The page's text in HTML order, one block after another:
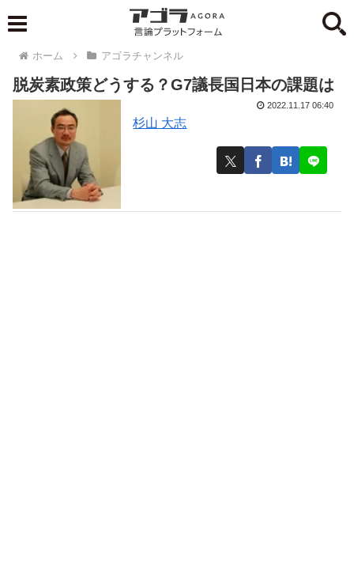
ホーム アゴラチャンネル
脱炭素政策どうする？G7議長国日本の課題は
杉山 大志
2022.11.17 06:40